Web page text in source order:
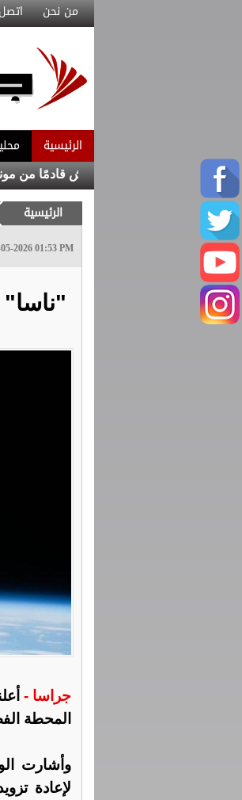
من نحن
الرئيسية
مع ماغنيس أكليوش قادمًا من موناكو
الرئيسية
2026 01:53 PM
جراسا -
المحطة الفضائية
لإعادة